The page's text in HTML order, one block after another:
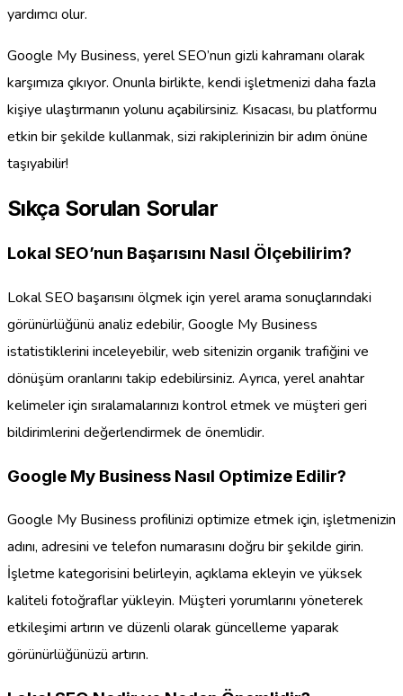
yardımcı olur.
Google My Business, yerel SEO’nun gizli kahramanı olarak
karşımıza çıkıyor. Onunla birlikte, kendi işletmenizi daha fazla
kişiye ulaştırmanın yolunu açabilirsiniz. Kısacası, bu platformu
etkin bir şekilde kullanmak, sizi rakiplerinizin bir adım önüne
taşıyabilir!
Sıkça Sorulan Sorular
Lokal SEO’nun Başarısını Nasıl Ölçebilirim?
Lokal SEO başarısını ölçmek için yerel arama sonuçlarındaki
görünürlüğünü analiz edebilir, Google My Business
istatistiklerini inceleyebilir, web sitenizin organik trafiğini ve
dönüşüm oranlarını takip edebilirsiniz. Ayrıca, yerel anahtar
kelimeler için sıralamalarınızı kontrol etmek ve müşteri geri
bildirimlerini değerlendirmek de önemlidir.
Google My Business Nasıl Optimize Edilir?
Google My Business profilinizi optimize etmek için, işletmenizin
adını, adresini ve telefon numarasını doğru bir şekilde girin.
İşletme kategorisini belirleyin, açıklama ekleyin ve yüksek
kaliteli fotoğraflar yükleyin. Müşteri yorumlarını yöneterek
etkileşimi artırın ve düzenli olarak güncelleme yaparak
görünürlüğünüzü artırın.